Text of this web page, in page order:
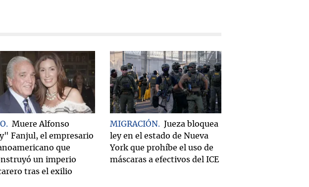
Muere Alfonso
Fanjul, el empresario
que
un imperio
tras el exilio
MIGRACIÓN
Jueza bloquea
ley en el estado de Nueva
York que prohíbe el uso de
máscaras a efectivos del ICE